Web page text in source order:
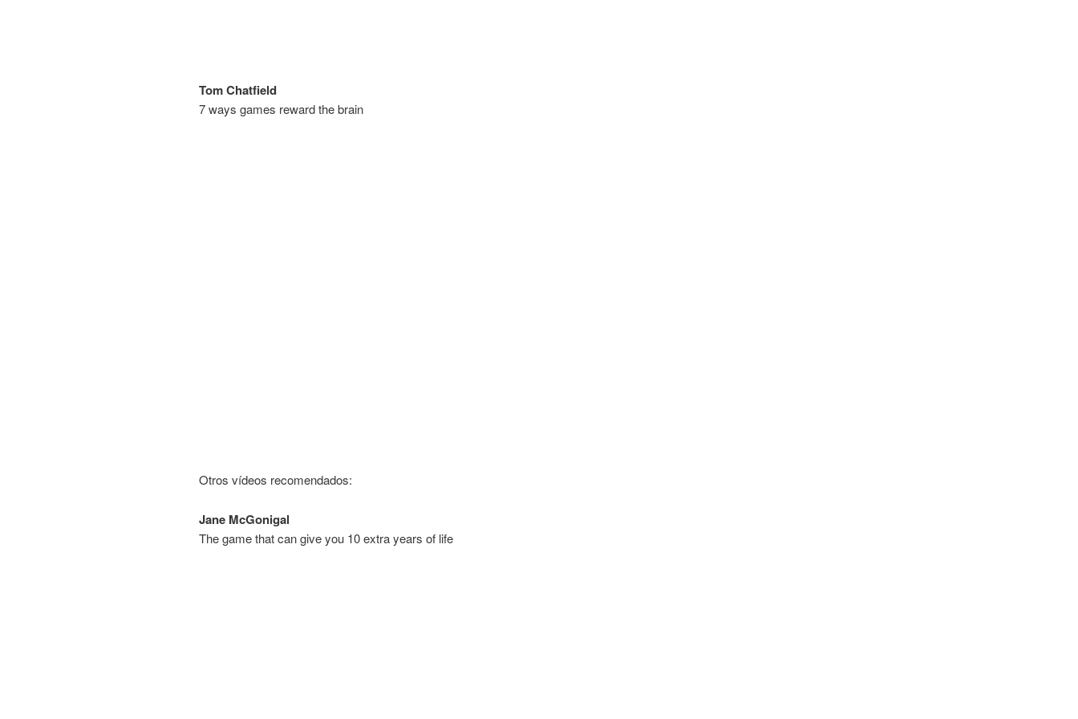
Tom Chatfield
7 ways games reward the brain
Otros vídeos recomendados:
Jane McGonigal
The game that can give you 10 extra years of life